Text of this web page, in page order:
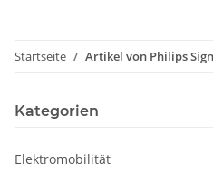
Startseite Artikel von Philips
Kategorien
Elektromobilität